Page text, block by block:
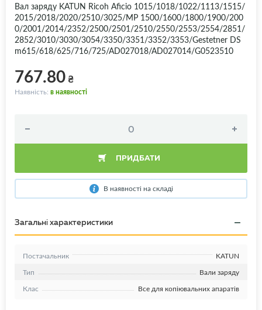
Вал заряду KATUN Ricoh Aficio 1015/1018/1022/1113/1515/
2015/2018/2020/2510/3025/MP 1500/1600/1800/1900/200
0/2001/2014/2352/2500/2501/2510/2550/2553/2554/2851/
2852/3010/3030/3054/3350/3351/3352/3353/Gestetner DS
m615/618/625/716/725/AD027018/AD027014/G0523510
767.80₴
Наявність: в наявності
ПРИДБАТИ
В наявності на складі
Загальні характеристики
Постачальник
KATUN
Тип
Вали заряду
Клас
Все для копіювальних апаратів